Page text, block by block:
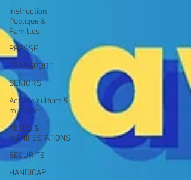
Instruction
Publique &
Familles
PRESSE
TRANSPORT
SENIORS
Activité culture &
musique
FETES &
MANIFESTATIONS
SECURITE
HANDICAP